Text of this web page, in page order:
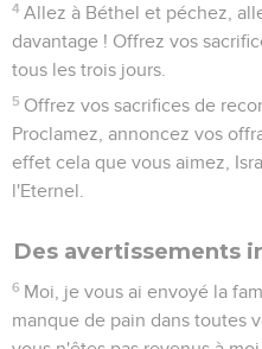
4 Allez à Béthel et péchez,
davantage ! Offrez vos
tous les trois jours.
5 Offrez vos sacrifices de
Proclamez, annoncez vos
effet cela que vous aimez,
l'Eternel.
Des avertissements
6 Moi, je vous ai envoyé la
manque de pain dans toutes